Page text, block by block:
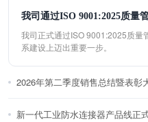
我司通过ISO 9001:2025质量
我司正式通过ISO 9001:2025质量
系建设上迈出重要一步。
2026年第二季度销售总结暨表彰
新一代工业防水连接器产品线正